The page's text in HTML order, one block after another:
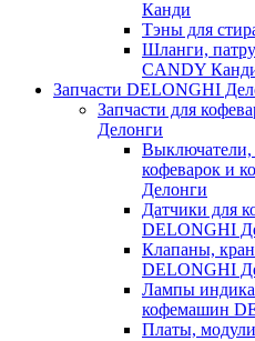
Канди
Тэны для
Шланги,
CANDY
Запчасти DELONGHI
Запчасти для
Делонги
Выключатели,
кофеварок и
Делонги
Датчики для
DELONGHI
Клапаны,
DELONGHI
Лампы
кофемашин
Платы,